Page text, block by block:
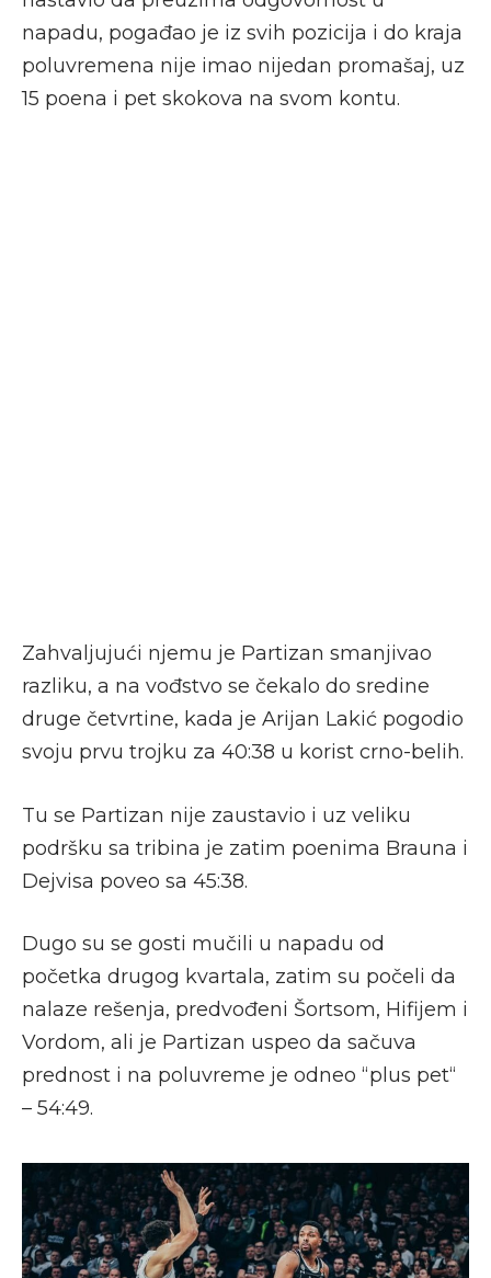
napadu, pogađao je iz svih pozicija i do kraja
poluvremena nije imao nijedan promašaj, uz
15 poena i pet skokova na svom kontu.
Zahvaljujući njemu je Partizan smanjivao
razliku, a na vođstvo se čekalo do sredine
druge četvrtine, kada je Arijan Lakić pogodio
svoju prvu trojku za 40:38 u korist crno-belih.
Tu se Partizan nije zaustavio i uz veliku
podršku sa tribina je zatim poenima Brauna i
Dejvisa poveo sa 45:38.
Dugo su se gosti mučili u napadu od
početka drugog kvartala, zatim su počeli da
nalaze rešenja, predvođeni Šortsom, Hifijem i
Vordom, ali je Partizan uspeo da sačuva
prednost i na poluvreme je odneo “plus pet“
– 54:49.